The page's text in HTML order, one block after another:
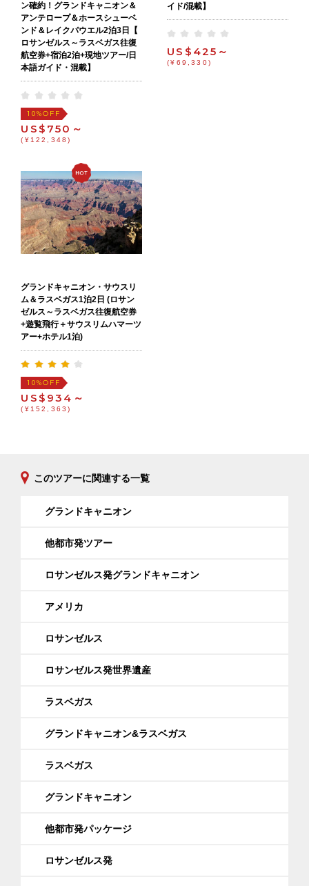
ン確約！グランドキャニオン＆
アンテロープ＆ホースシューベ
ンド＆レイクパウエル2泊3日【
ロサンゼルス～ラスベガス往復
航空券+宿泊2泊+現地ツアー/日
本語ガイド・混載】
10%OFF
US$750～
(¥122,348)
イド/混載】
US$425～
(¥69,330)
グランドキャニオン・サウスリ
ム＆ラスベガス1泊2日 (ロサン
ゼルス～ラスベガス往復航空券
+遊覧飛行＋サウスリムハマーツ
アー+ホテル1泊)
10%OFF
US$934～
(¥152,363)
このツアーに関連する一覧
グランドキャニオン
他都市発ツアー
ロサンゼルス発グランドキャニオン
アメリカ
ロサンゼルス
ロサンゼルス発世界遺産
ラスベガス
グランドキャニオン&ラスベガス
ラスベガス
グランドキャニオン
他都市発パッケージ
ロサンゼルス発